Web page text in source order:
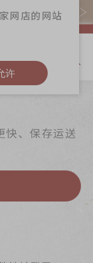
赏钱($5=1分)
更多
华工作坊
快、保存运送
网店的网站
许